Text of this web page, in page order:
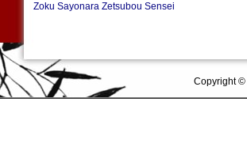
Zoku Sayonara Zetsubou Sensei
Copyright ©